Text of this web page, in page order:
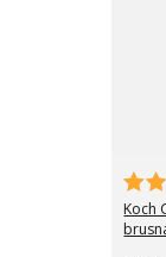
Koch